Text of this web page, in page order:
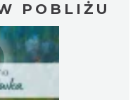
POBLIŻU